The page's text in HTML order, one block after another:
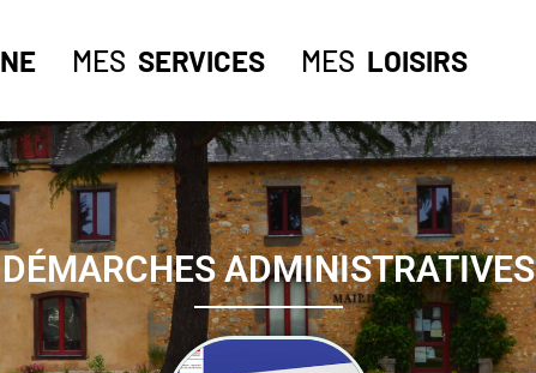
MES SERVICES MES LOISIRS
DÉMARCHES ADMINISTRATIVES